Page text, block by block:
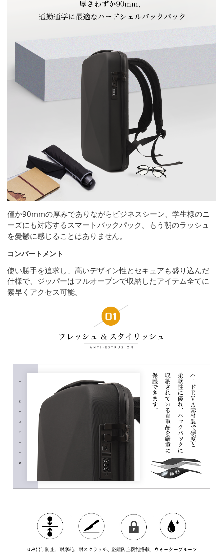
僅か90mmの厚みでありながらビジネスシーン、学生様のニ
ーズにも対応するスマートバックパック。もう朝のラッシュ
を憂鬱に感じることはありません。
コンパートメント
使い勝手を追求し、高いデザイン性とセキュアも盛り込んだ
仕様で、ジッパーはフルオープンで収納したアイテム全てに
素早くアクセス可能。